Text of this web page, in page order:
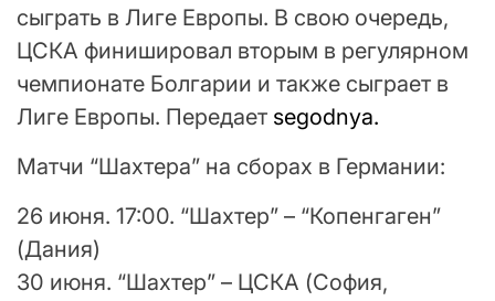
сыграть в Лиге Европы. В свою очередь,
ЦСКА финишировал вторым в регулярном
чемпионате Болгарии и также сыграет в
Лиге Европы. Передает segodnya.
Матчи “Шахтера” на сборах в Германии:
26 июня. 17:00. “Шахтер” – “Копенгаген”
(Дания)
30 июня. “Шахтер” – ЦСКА (София,